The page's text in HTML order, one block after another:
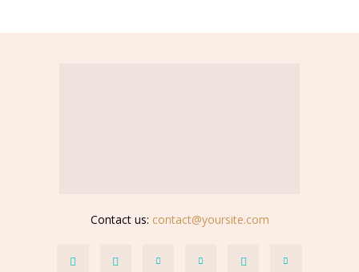
Contact us: contact@yoursite.com